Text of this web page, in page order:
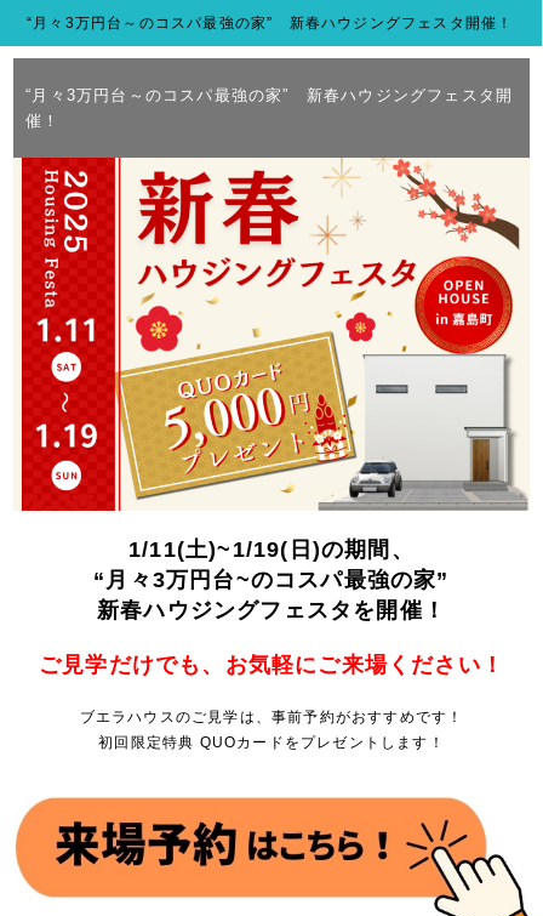
“月々3万円台～のコスパ最強の家” 新春ハウジングフェスタ開催！
“月々3万円台～のコスパ最強の家” 新春ハウジングフェスタ開
催！
1/11(土)~1/19(日)の期間、
“月々3万円台~のコスパ最強の家”
新春ハウジングフェスタを開催！
ご見学だけでも、お気軽にご来場ください！
ブエラハウスのご見学は、事前予約がおすすめです！
初回限定特典 QUOカードをプレゼントします！